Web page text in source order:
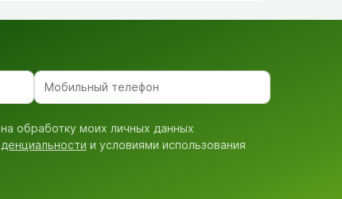
обработку моих личных данных
и условиями использования